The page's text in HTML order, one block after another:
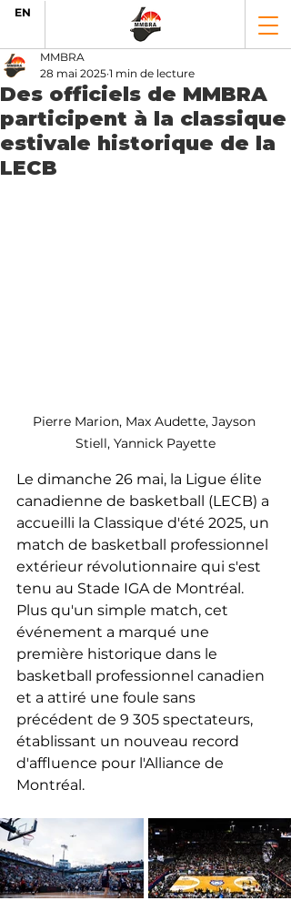
EN
Des officiels de MMBRA
participent à la classique
estivale historique de la
LECB
MMBRA
28 mai 2025 1 min de lecture
Pierre Marion, Max Audette, Jayson
Stiell, Yannick Payette
Le dimanche 26 mai, la Ligue élite
canadienne de basketball (LECB) a
accueilli la Classique d'été 2025, un
match de basketball professionnel
extérieur révolutionnaire qui s'est
tenu au Stade IGA de Montréal.
Plus qu'un simple match, cet
événement a marqué une
première historique dans le
basketball professionnel canadien
et a attiré une foule sans
précédent de 9 305 spectateurs,
établissant un nouveau record
d'affluence pour l'Alliance de
Montréal.